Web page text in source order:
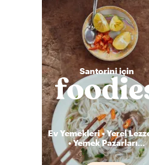
Santorini için
Ev Yemekleri • Yerel
• Yemek Pazarları...